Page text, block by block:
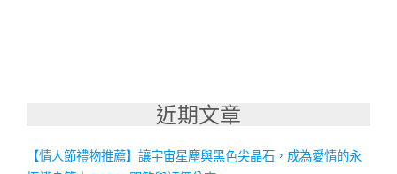
近期文章
【情人節禮物推薦】讓宇宙星塵與黑色尖晶石，成為愛情的永